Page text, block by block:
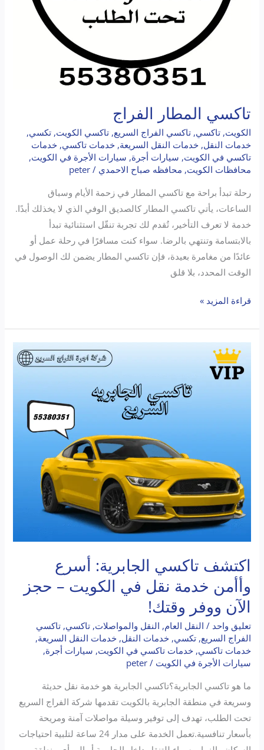
تاكسي المطار الفراج
الكويت,تاكسي,تاكسي الفراج السريع,تاكسي الكويت,تكسي,
خدمات النقل,خدمات النقل السريعة,خدمات تاكسي,خدمات
تاكسي في الكويت, سيارات أجرة, سيارات الأجرة في الكويت,
محافظات الكويت, محافظه صباح الاحمدي /
peter
رحلة تبدأ براحة مع تاكسي المطار في زحمة الأيام وسباق
الساعات، يأتي تاكسي المطار كالصديق الوفي الذي لا يخذلك أبدًا.
خدمة لا تعرف التأخير، تُقدم لك تجربة تنقّل استثنائية تبدأ
بالابتسامة وتنتهي بالرضا. سواء كنت مسافرًا في رحلة عمل أو
عائدًا من مغامرة بعيدة، فإن تاكسي المطار يضمن لك الوصول في
الوقت المحدد، بلا قلق
قراءة المزيد »
اكتشف تاكسي الجابرية: أسرع
وأأمن خدمة نقل في الكويت – حجز
الآن ووفر وقتك!
تعليق واحد / النقل العام, النقل والمواصلات,تاكسي,تاكسي
الفراج السريع,تكسي,خدمات النقل,خدمات النقل السريعة,
خدمات تاكسي,خدمات تاكسي في الكويت, سيارات أجرة,
سيارات الأجرة في الكويت /
peter
ما هو تاكسي الجابرية؟تاكسي الجابرية هو خدمة نقل حديثة
وسريعة في منطقة الجابرية بالكويت تقدمها شركة الفراج السريع
تحت الطلب، تهدف إلى توفير وسيلة مواصلات آمنة ومريحة
بأسعار تنافسية.تعمل الخدمة على مدار 24 ساعة لتلبية احتياجات
اكتشف
تاكسي
الجابرية:
الكويت
حجز
الآن
ووفر
وقتك!